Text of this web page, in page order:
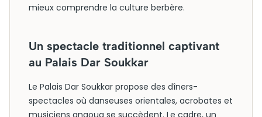
mieux comprendre la culture berbère.
Un spectacle traditionnel captivant
au Palais Dar Soukkar
Le Palais Dar Soukkar propose des dîners-
spectacles où danseuses orientales, acrobates et
musiciens gnaoua se succèdent. Le cadre, un